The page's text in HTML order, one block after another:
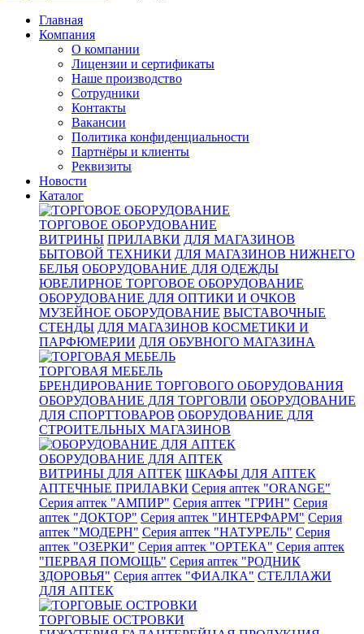
Главная
Компания
О компании
Лицензии и сертификаты
Наше производство
Сотрудники
Контакты
Вакансии
Политика конфиденциальности
Партнёры и клиенты
Реквизиты
Новости
Каталог
ТОРГОВОЕ ОБОРУДОВАНИЕ
ВИТРИНЫ ПРИЛАВКИ ДЛЯ МАГАЗИНОВ
БЫТОВОЙ ТЕХНИКИ ДЛЯ МАГАЗИНОВ НИЖНЕГО
БЕЛЬЯ ОБОРУДОВАНИЕ ДЛЯ ОДЕЖДЫ
ЮВЕЛИРНОЕ ТОРГОВОЕ ОБОРУДОВАНИЕ
ОБОРУДОВАНИЕ ДЛЯ ОПТИКИ И ОЧКОВ
МУЗЕЙНОЕ ОБОРУДОВАНИЕ ВЫСТАВОЧНЫЕ
СТЕНДЫ ДЛЯ МАГАЗИНОВ КОСМЕТИКИ И
ПАРФЮМЕРИИ ДЛЯ ОБУВНОГО МАГАЗИНА
ТОРГОВАЯ МЕБЕЛЬ
БРЕНДИРОВАНИЕ ТОРГОВОГО ОБОРУДОВАНИЯ
ОБОРУДОВАНИЕ ДЛЯ ТОРГОВЛИ ОБОРУДОВАНИЕ
ДЛЯ СПОРТТОВАРОВ ОБОРУДОВАНИЕ ДЛЯ
СТРОИТЕЛЬНЫХ МАГАЗИНОВ
ОБОРУДОВАНИЕ ДЛЯ АПТЕК
ВИТРИНЫ ДЛЯ АПТЕК ШКАФЫ ДЛЯ АПТЕК
АПТЕЧНЫЕ ПРИЛАВКИ Серия аптек "ORANGE"
Серия аптек "АМПИР" Серия аптек "ГРИН" Серия
аптек "ДОКТОР" Серия аптек "ИНТЕРФАРМ" Серия
аптек "МОДЕРН" Серия аптек "НАТУРЕЛЬ" Серия
аптек "ОЗЕРКИ" Серия аптек "ОРТЕКА" Серия аптек
"ПЕРВАЯ ПОМОЩЬ" Серия аптек "РОДНИК
ЗДОРОВЬЯ" Серия аптек "ФИАЛКА" СТЕЛЛАЖИ
ДЛЯ АПТЕК
ТОРГОВЫЕ ОСТРОВКИ